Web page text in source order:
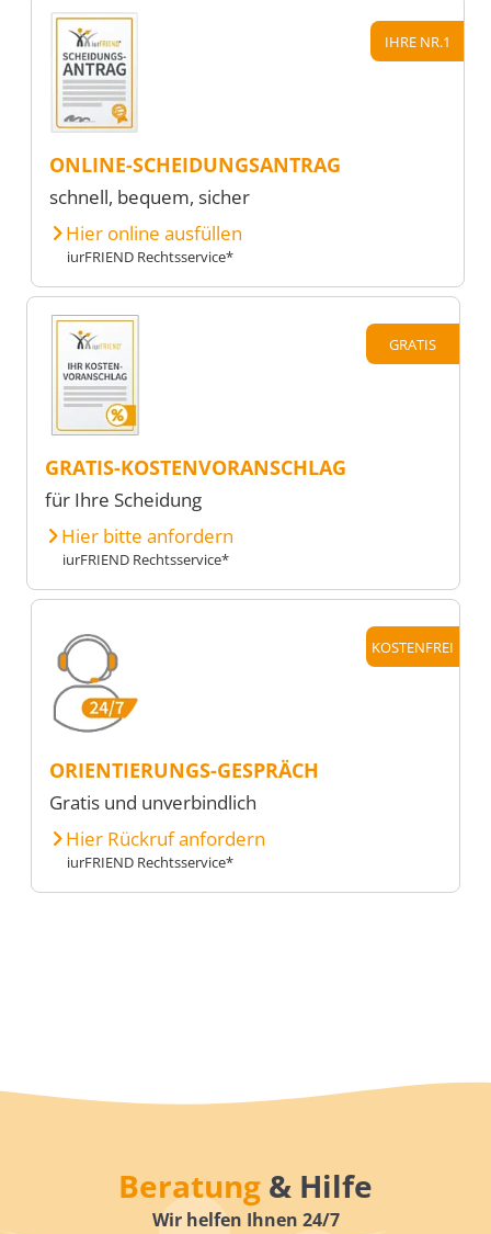
IHRE NR.1
ONLINE-SCHEIDUNGSANTRAG
schnell, bequem, sicher
Hier online ausfüllen
iurFRIEND Rechtsservice*
GRATIS
GRATIS-KOSTENVORANSCHLAG
für Ihre Scheidung
Hier bitte anfordern
iurFRIEND Rechtsservice*
KOSTENFREI
ORIENTIERUNGS-GESPRÄCH
Gratis und unverbindlich
Hier Rückruf anfordern
iurFRIEND Rechtsservice*
Beratung & Hilfe
Wir helfen Ihnen 24/7